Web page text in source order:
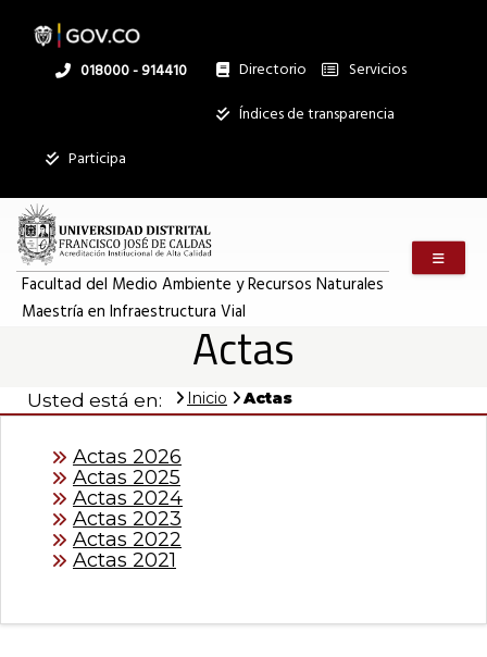
contenido
Linea
018000 - 914410 Directorio
Institucional
Servicios
Índices de transparencia
Participa
Facultad del Medio Ambiente y Recursos Naturales
Maestría en Infraestructura Vial
Actas
Usted está en: Inicio Actas
Actas 2026
Actas 2025
Actas 2024
Actas 2023
Actas 2022
Actas 2021